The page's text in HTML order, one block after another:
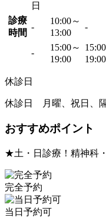
日
診療
時間
-
10:00～
13:00
-
-
15:00～
19:00
19:00
休診日
休診日 月曜、祝日、
おすすめポイント
★土・日診療！精神科
完全予約
当日予約可